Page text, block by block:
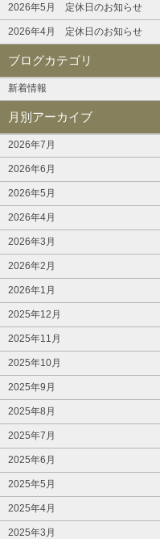
2026年5月 定休日のお知らせ
2026年4月 定休日のお知らせ
ブログカテゴリ
新着情報
月別アーカイブ
2026年7月
2026年6月
2026年5月
2026年4月
2026年3月
2026年2月
2026年1月
2025年12月
2025年11月
2025年10月
2025年9月
2025年8月
2025年7月
2025年6月
2025年5月
2025年4月
2025年3月